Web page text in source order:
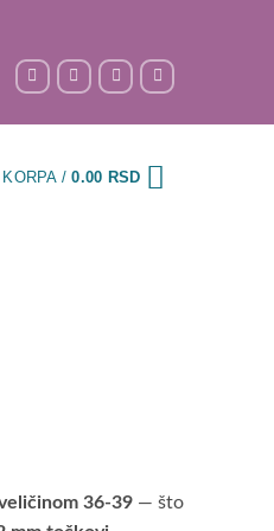
KORPA /0.00 RSD
36-39 — što